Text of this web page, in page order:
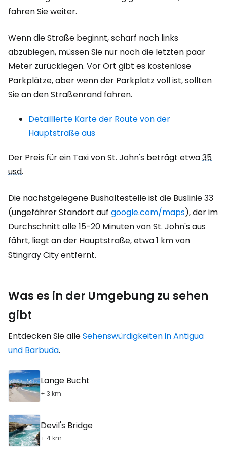
fahren Sie weiter.
Wenn die Straße beginnt, scharf nach links
abzubiegen, müssen Sie nur noch die letzten paar
Meter zurücklegen. Vor Ort gibt es kostenlose
Parkplätze, aber wenn der Parkplatz voll ist, sollten
Sie an den Straßenrand fahren.
Detaillierte Karte der Route von der
Hauptstraße aus
Der Preis für ein Taxi von St. John's beträgt etwa35
usd.
Die nächstgelegene Bushaltestelle ist die Buslinie 33
(ungefährer Standort auf google.com/maps), der im
Durchschnitt alle 15-20 Minuten von St. John's aus
fährt, liegt an der Hauptstraße, etwa 1 km von
Stingray City entfernt.
Was es in der Umgebung zu sehen
gibt
Entdecken Sie alleSehenswürdigkeiten in Antigua
und Barbuda.
Lange Bucht
+ 3 km
Devil's Bridge
+ 4 km